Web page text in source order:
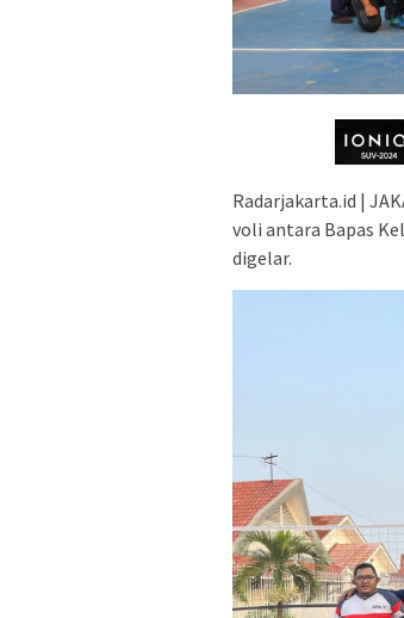
Radarjakarta.id |
voli antara Bapas
digelar.